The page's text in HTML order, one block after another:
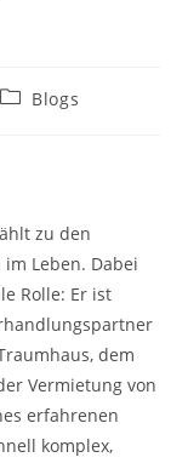
PostBlogs
zu den
Leben. Dabei
Rolle: Er ist
dem
Vermietung von
erfahrenen
komplex,